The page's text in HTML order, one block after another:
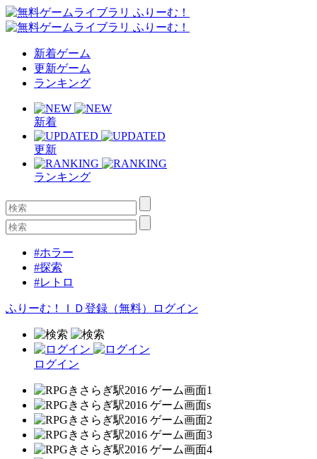
新着ゲーム
更新ゲーム
ランキング
新着
更新
ランキング
#ホラー
#探索
#レトロ
ふりーむ！ＩＤ登録（無料） ログイン
ログイン